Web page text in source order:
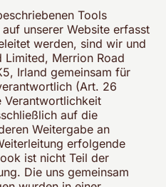
Tools
unserer Website erfasst
werden, sind wir und
Limited, Merrion Road
Irland gemeinsam für
(Art. 26
Verantwortlichkeit
auf die
Weitergabe an
erfolgende
ist nicht Teil der
Die uns gemeinsam